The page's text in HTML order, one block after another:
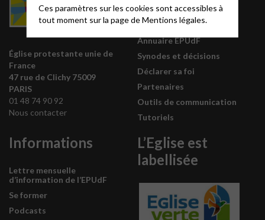
Église protestante unie de
France
47 rue de Clichy 75009
PARIS
01 48 74 90 92
Nous contacter
Le site National
Liste des régions
Annuaire EPUdF
Synodes et décisions
Déclarer sa foi
Partenaires
Outils de communication
Tutoriels
Informations
Lettre mensuelle
d’information de l’EPUdF
Se former
Podcasts
L’Eglise est
labellisée
Ces paramètres sur les cookies sont accessibles à
tout moment sur la page deMentions légales.